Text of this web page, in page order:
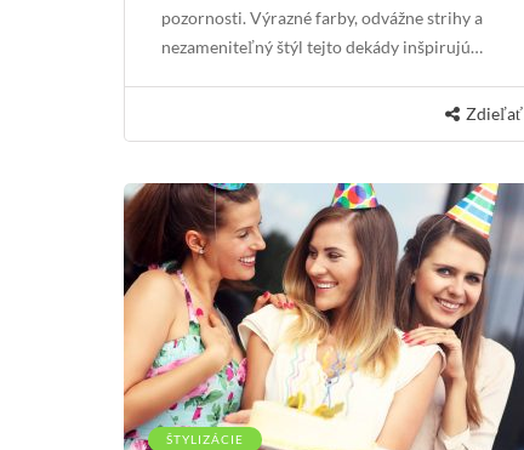
pozornosti. Výrazné farby, odvážne strihy a
nezameniteľný štýl tejto dekády inšpirujú…
Zdieľať
ŠTYLIZÁCIE